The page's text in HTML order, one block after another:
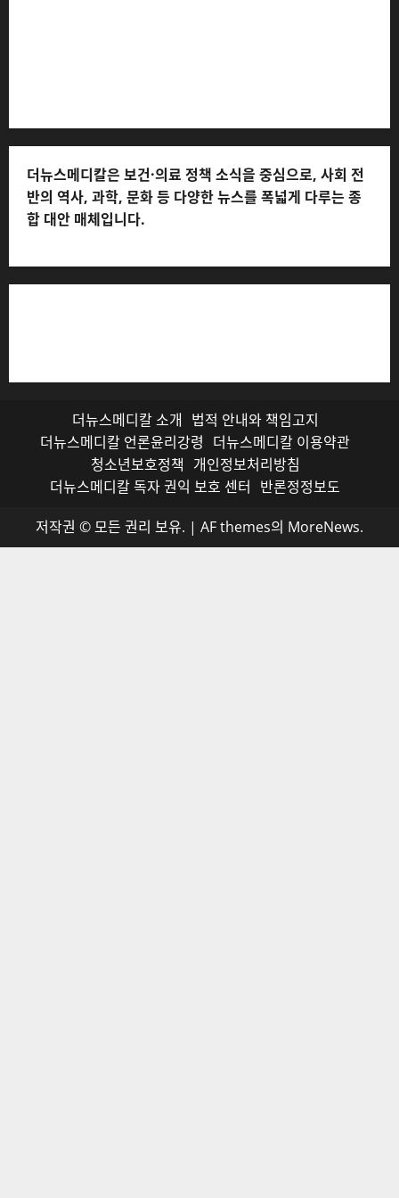
더뉴스메디칼은 보건·의료 정책 소식을 중심으로, 사회 전
반의 역사, 과학, 문화 등 다양한 뉴스를 폭넓게 다루는 종
합 대안 매체입니다.
더뉴스메디칼 소개 법적 안내와 책임고지
더뉴스메디칼 언론윤리강령 더뉴스메디칼 이용약관
청소년보호정책 개인정보처리방침
더뉴스메디칼 독자 권익 보호 센터 반론정정보도
저작권 © 모든 권리 보유. | AF themes의 MoreNews.